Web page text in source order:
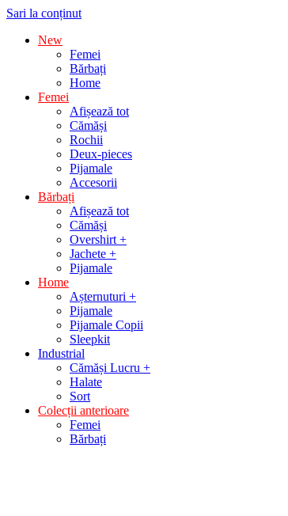
Sari la conținut
New
Femei
Bărbați
Home
Femei
Afișează tot
Cămăși
Rochii
Deux-pieces
Pijamale
Accesorii
Bărbați
Afișează tot
Cămăși
Overshirt +
Jachete +
Pijamale
Home
Așternuturi +
Pijamale
Pijamale Copii
Sleepkit
Industrial
Cămăși Lucru +
Halate
Sort
Colecții anterioare
Femei
Bărbați